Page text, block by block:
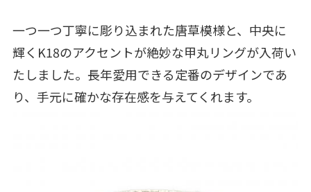
一つ一つ丁寧に彫り込まれた唐草模様と、中央に
輝くK18のアクセントが絶妙な甲丸リングが入荷い
たしました。長年愛用できる定番のデザインであ
り、手元に確かな存在感を与えてくれます。